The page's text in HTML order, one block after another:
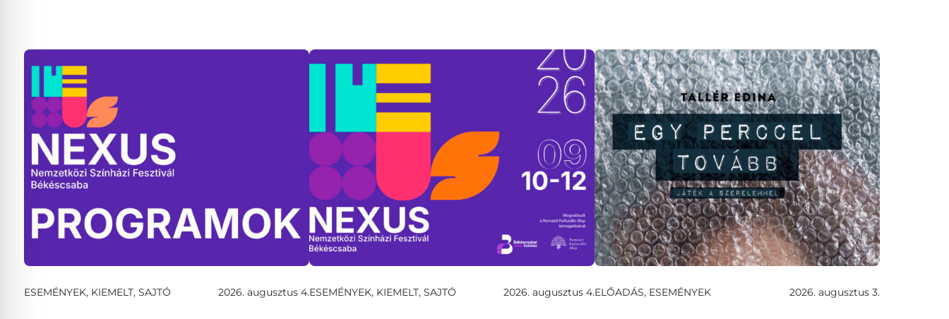
ESEMÉNYEK, KIEMELT, SAJTÓ 2026. augusztus 4.ESEMÉNYEK, KIEMELT, SAJTÓ 2026. augusztus 4.ELŐADÁS, ESEMÉNYEK 2026. augusztus 3.